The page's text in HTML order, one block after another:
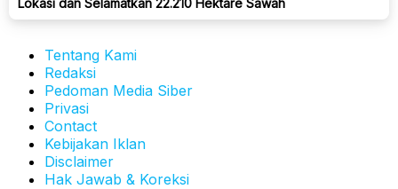
Lokasi dan Selamatkan 22.210 Hektare Sawah
Tentang Kami
Redaksi
Pedoman Media Siber
Privasi
Contact
Kebijakan Iklan
Disclaimer
Hak Jawab & Koreksi